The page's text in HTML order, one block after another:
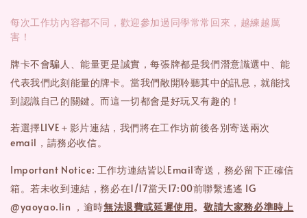
每次工作坊內容都不同，歡迎參加過同學常常回來，越練越厲
害！
牌卡不會騙人、能量更是誠實，每張牌都是我們潛意識選中、能
代表我們此刻能量的牌卡。當我們敞開聆聽其中的訊息，就能找
到認識自己的關鍵。而這一切都會是好玩又有趣的！
若選擇LIVE＋影片連結，我們將在工作坊前後各別寄送兩次
email，請務必收信。
Important Notice: 工作坊連結皆以Email寄送，務必留下正確信
箱。若未收到連結，務必在1/17當天17:00前聯繫遙遙 IG
@yaoyao.lin ，逾時無法退費或延遲使用。敬請大家務必準時上